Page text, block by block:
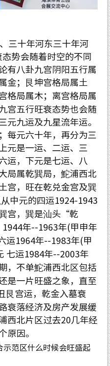
三十年河东三十年河
势会随着时空的不同
有八卦九宫阴阳五行属
金；艮坤宫格局属土
格局属木；离宫格局属
宫五行旺衰态势也会随
元九运及九星流年运。
每元六十年，再分为三
元是一运、二运、三
运，下元是七运、八
局属乾巽局，鮀浦西北
宫，旺在乾兑金宫及巽
中元的四运1924-1943
宫，巽是汕头“乾
年--1963年(甲申年
运1964年--1983年(甲
七运1984年--2003年
，不单鮀浦西北区包括
是一片旺盛之象，直至
艮宫运，乾金入墓衰
衰落经济及房产发展缓
西北片区过去20几年经
原因。
范区什么时候会旺盛起